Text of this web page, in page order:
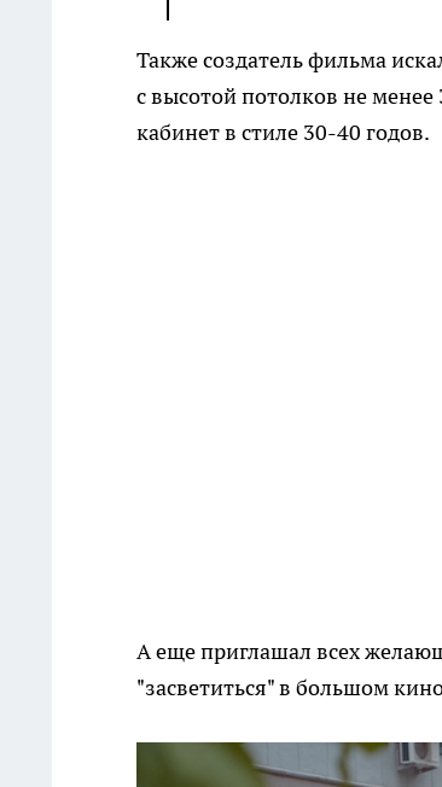
Также создатель фильма
с высотой потолков не
кабинет в стиле 30-40 годов.
А еще приглашал всех
"засветиться" в большом